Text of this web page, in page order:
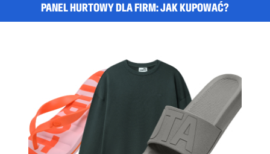
PANEL HURTOWY DLA FIRM:JAK KUPOWAĆ?